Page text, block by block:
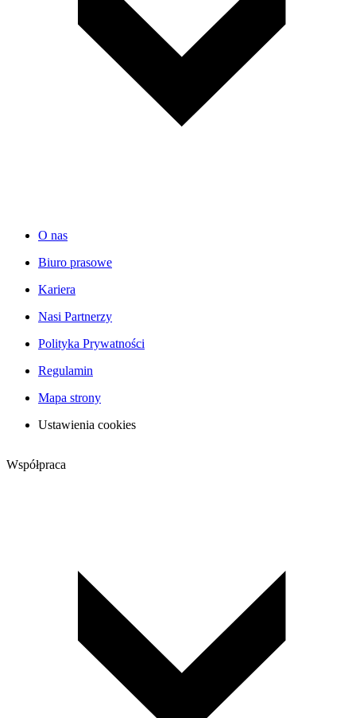
O nas
Biuro prasowe
Kariera
Nasi Partnerzy
Polityka Prywatności
Regulamin
Mapa strony
Ustawienia cookies
Współpraca